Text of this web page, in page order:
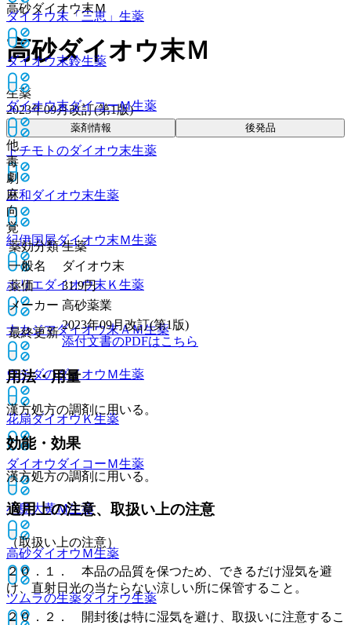
ダイオウ末「三恵」 生薬
ダイオウ末鈴生薬
ダイオウ末ダイコーＭ生薬
トチモトのダイオウ末生薬
三和ダイオウ末生薬
紀伊国屋ダイオウ末Ｍ生薬
ホリエダイオウ末Ｋ 生薬
ナカジマダイオウ末ＡＭ生薬
ウチダのダイオウＭ生薬
花扇ダイオウＫ生薬
ダイオウダイコーＭ生薬
小島大黄Ｍ生薬
高砂ダイオウＭ生薬
ツムラの生薬ダイオウ生薬
高砂ダイオウ末Ｍ
高砂ダイオウ末Ｍ
生薬
2023年09月改訂(第1版)
薬剤情報 後発品
他
毒
劇
麻
向
覚
薬効分類 生薬
一般名
ダイオウ末
薬価
31.9円
メーカー 高砂薬業
最終更新
2023年09月改訂(第1版)
添付文書のPDFはこちら
用法・用量
漢方処方の調剤に用いる。
効能・効果
漢方処方の調剤に用いる。
適用上の注意、取扱い上の注意
（取扱い上の注意）
２０．１． 本品の品質を保つため、できるだけ湿気を避
け、直射日光の当たらない涼しい所に保管すること。
２０．２． 開封後は特に湿気を避け、取扱いに注意するこ